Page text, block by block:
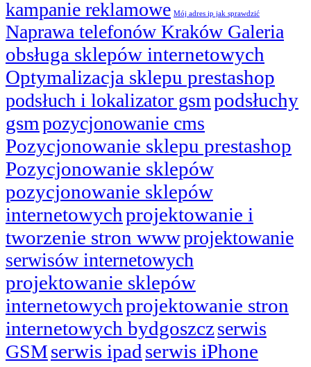
kampanie reklamowe Mój adres ip jak sprawdzić
Naprawa telefonów Kraków Galeria
obsługa sklepów internetowych
Optymalizacja sklepu prestashop
podsłuch i lokalizator gsmpodsłuchy
gsmpozycjonowanie cms
Pozycjonowanie sklepu prestashop
Pozycjonowanie sklepów
pozycjonowanie sklepów
internetowychprojektowanie i
tworzenie stron wwwprojektowanie
serwisów internetowych
projektowanie sklepów
internetowychprojektowanie stron
internetowych bydgoszczserwis
GSMserwis ipad serwis iPhone